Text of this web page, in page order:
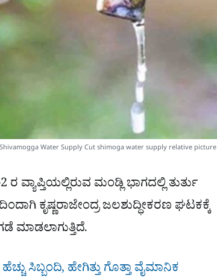
Water Supply Cut shimoga water supply relative picture
ಮಂಡ್ಲಿ ಭಾಗದಲ್ಲಿ ತುರ್ತು
ಕೃಷ್ಣರಾಜೇಂದ್ರ ಜಲಶುದ್ಧೀಕರಣ ಘಟಕಕ್ಕೆ
ಮಾಡಲಾಗುತ್ತಿದೆ.
ಸಿಬ್ಬಂದಿ, ಹೇಗಿತ್ತು ಗೊತ್ತಾ ವೈಮಾನಿಕ